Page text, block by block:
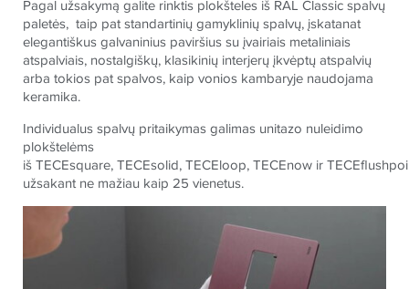
Pagal užsakymą galite rinktis plokšteles iš RAL Classicspalvų
paletės, taip pat standartinių gamyklinių spalvų, įskatanat
elegantiškus galvaninius paviršius su įvairiais metaliniais
atspalviais, nostalgiškų, klasikinių interjerų įkvėptų atspalvių
arba tokios pat spalvos, kaip vonios kambaryje naudojama
keramika.
Individualus spalvų pritaikymas galimas unitazo nuleidimo
plokštelėms
išTECEsquare,TECEsolid,TECEloop,TECEnow irTECE
užsakant ne mažiau kaip 25 vienetus.